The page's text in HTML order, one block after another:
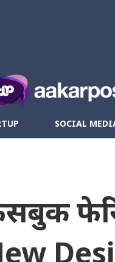
SOCIAL